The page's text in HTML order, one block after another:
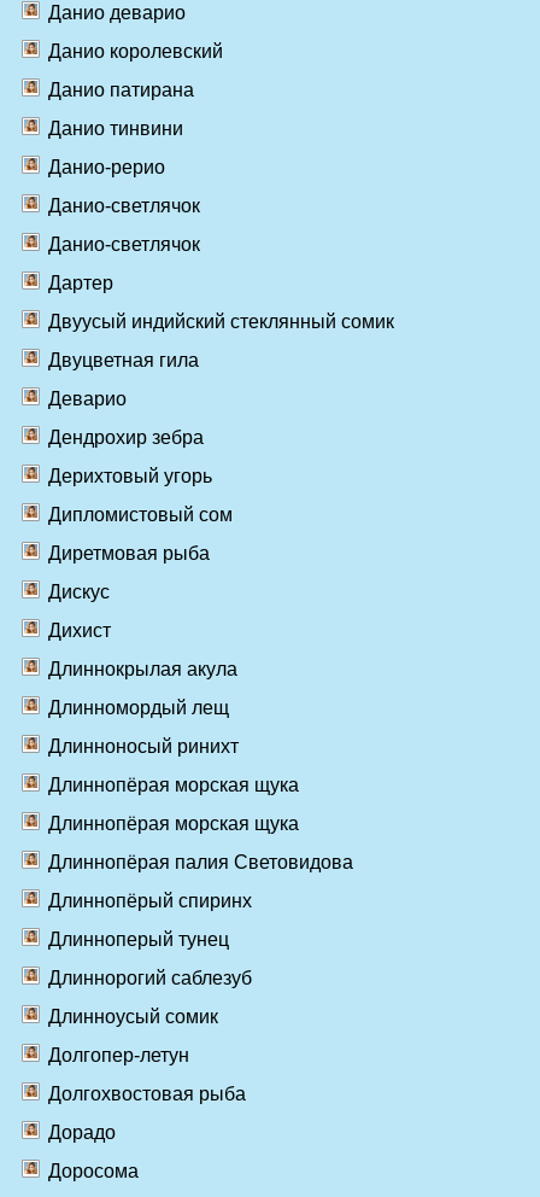
Данио деварио
Данио королевский
Данио патирана
Данио тинвини
Данио-рерио
Данио-светлячок
Данио-светлячок
Дартер
Двуусый индийский стеклянный сомик
Двуцветная гила
Деварио
Дендрохир зебра
Дерихтовый угорь
Дипломистовый сом
Диретмовая рыба
Дискус
Дихист
Длиннокрылая акула
Длинномордый лещ
Длинноносый ринихт
Длиннопёрая морская щука
Длиннопёрая морская щука
Длиннопёрая палия Световидова
Длиннопёрый спиринх
Длинноперый тунец
Длиннорогий саблезуб
Длинноусый сомик
Долгопер-летун
Долгохвостовая рыба
Дорадо
Доросома